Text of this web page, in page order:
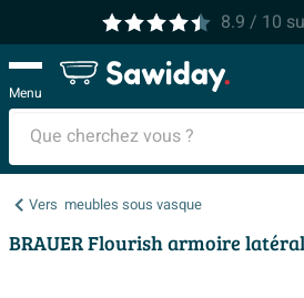
8.9 / 10
Menu
Vers meubles sous vasque